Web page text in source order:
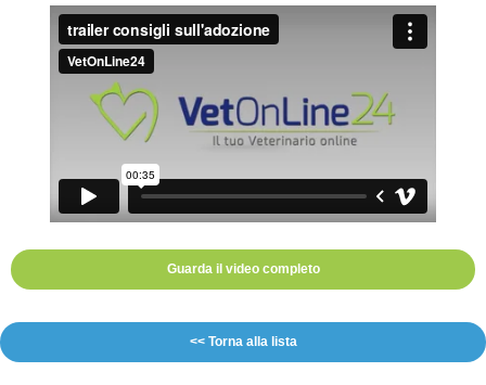
Guarda il video completo
<< Torna alla lista